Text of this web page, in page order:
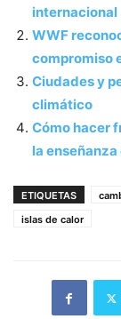
internacional
WWF
compromiso
Ciudades y
climático
Cómo hacer
la
ETIQUETAS
islas de calor